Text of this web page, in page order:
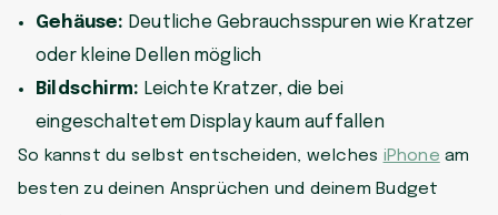
Gehäuse: Deutliche Gebrauchsspuren wie Kratzer
oder kleine Dellen möglich
Bildschirm: Leichte Kratzer, die bei
eingeschaltetem Display kaum auffallen
So kannst du selbst entscheiden, welches iPhone am
besten zu deinen Ansprüchen und deinem Budget